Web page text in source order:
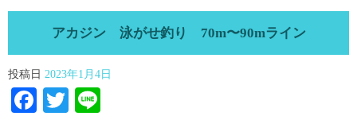
アカジン 泳がせ釣り 70m〜90mライン
投稿日 2023年1月4日
Facebook
Twitter